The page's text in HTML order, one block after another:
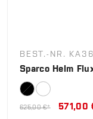
BEST.-NR.
Sparco Helm
625,00 €* 571,00